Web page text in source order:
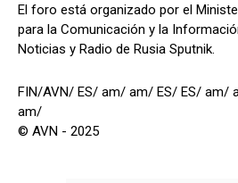
El foro está organizado por el
para la Comunicación y la
Noticias y Radio de Rusia Sputnik.
FIN/AVN/ ES/ am/ am/ ES/ ES/
am/
© AVN - 2025